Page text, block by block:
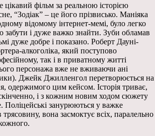
фільм за реальною історією
“Зодіак” – це його прізвисько. Маніяка
відомому інтернет-мемі, було легко
забути і дуже важко знайти. Зуби обламав
дуже добре і показано. Роберт Дауні-
алкоголіка, який поступово
так і в приватному житті
персонажа вже не вживаючи ані
Джейк Джилленгол перетворюється на
одержимого цим кейсом. Історія триває,
і з кожним новим ходом сюжету
Поліцейські занурюються у важке
трясовину, вона засмоктує всіх, паралельно